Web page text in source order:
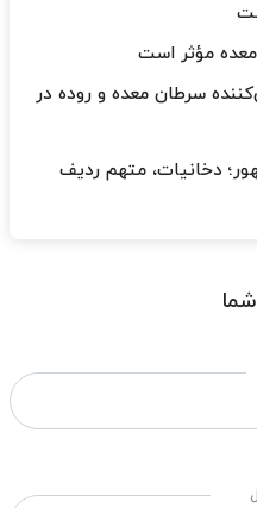
معده مؤثر است
سرطان معده و روده در
دخانیات، متهم ردیف